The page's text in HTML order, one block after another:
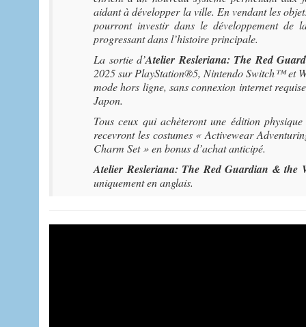
aidant à développer la ville. En vendant les
pourront investir dans le développement de
progressant dans l’histoire principale.
La sortie d’Atelier Resleriana: The Red
2025 sur PlayStation®5, Nintendo Switch™ et
mode hors ligne, sans connexion internet
Japon.
Tous ceux qui achèteront une édition
recevront les costumes « Activewear
Charm Set » en bonus d’achat anticipé.
Atelier Resleriana: The Red Guardian & the
uniquement en anglais.